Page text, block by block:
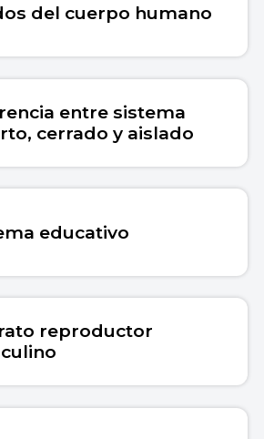
del cuerpo humano
entre sistema
cerrado y aislado
educativo
reproductor